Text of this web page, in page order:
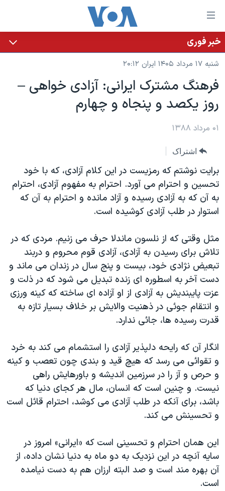
لینکهای
قابل
دسترسی
جهش
محتوای
اصلی
جهش
اصلی
جهش
به
جستجو
خانه
نسخه سبک وب‌سایت
موضوع ها
ایران
آمریکا
ویژه برنامه‌ها
ویدیوها
فرهنگ و زندگی
حقوق شهروندی
اقتصادی
علم و فناوری
اسرائیل در جنگ
گالری عکس
آرشیو پخش زنده
برنامه های تلویزیونی
جدول برنامه ها
صفحه‌های ویژه
عملیات خشم حماسی
۲۵۰سالگی آمریکا
بایگانی برنامه‌های تلویزیونی
مستندها
انتخابات ریاست جمهوری آمریکا ۲۰۲۴
حمله جمهوری اسلامی به اسرائیل
رمز مهسا
ورزش زنان در ایران
اعتراضات زن، زندگی، آزادی
مجموعه مستندهای دادخواهی
تریبونال مردمی آبان ۹۸
دادگاه حمید نوری
چهل سال گروگان‌گیری
قانون شفافیت دارائی کادر رهبری ایران
اسرائیل در جنگ
نرگس محمدی برنده جایزه نوبل صلح
پخش رادیویی
یادگیری زبان انگلیسی
دنبال کنید
زبانهای مختلف
خبر فوری
شنبه ۱۷ مرداد ۱۴۰۵ ایران ۲۰:۱۲
فرهنگ مشترک ایرانی: آزادی خواهی –
روز یکصد و پنجاه و چهارم
۰۱ مرداد ۱۳۸۸
اشتراک
برایت نوشتم که رمزیست در این کلام آزادی، که با خود
تحسین و احترام می آورد. احترام به مفهوم آزادی، احترام
به آن که به آزادی رسیده و آزاد مانده و احترام به آن که
استوار در طلب آزادی کوشیده است.
مثل وقتی که از نلسون ماندلا حرف می زنیم. مردی که در
تلاش برای رسیدن به آزادی، آزادی قوم محروم و دربند
تبعیض نژادی خود، بیست و پنج سال در زندان می ماند و
دست آخر به اسطوره ای زنده تبدیل می شود که در ذلت و
عزت پایبندیش به آزادی از او آزاده ای ساخته که کینه ورزی
و انتقام جوئی در ذهنیت والایش بر خلاف بسیار تازه به
قدرت رسیده ها، جائی ندارد.
انگار آن که رایحه دلپذیر آزادی را استشمام می کند به خرد
و تقوائی می رسد که هیچ قید و بندی چون تعصب و کینه
و حرص و آز را در سرزمین اندیشه و باورهایش راهی
نیست. و چنین است که انسان، مال هر کجای دنیا که
باشد، برای آنکه در طلب آزادی می کوشد، احترام قائل است
و تحسینش می کند.
این همان احترام و تحسینی است که «ایرانی» امروز در
سایه آنچه در این نزدیک به دو ماه به دنیا نشان داده، از
آن بهره مند است و صد البته ارزان هم به دست نیامده
است.